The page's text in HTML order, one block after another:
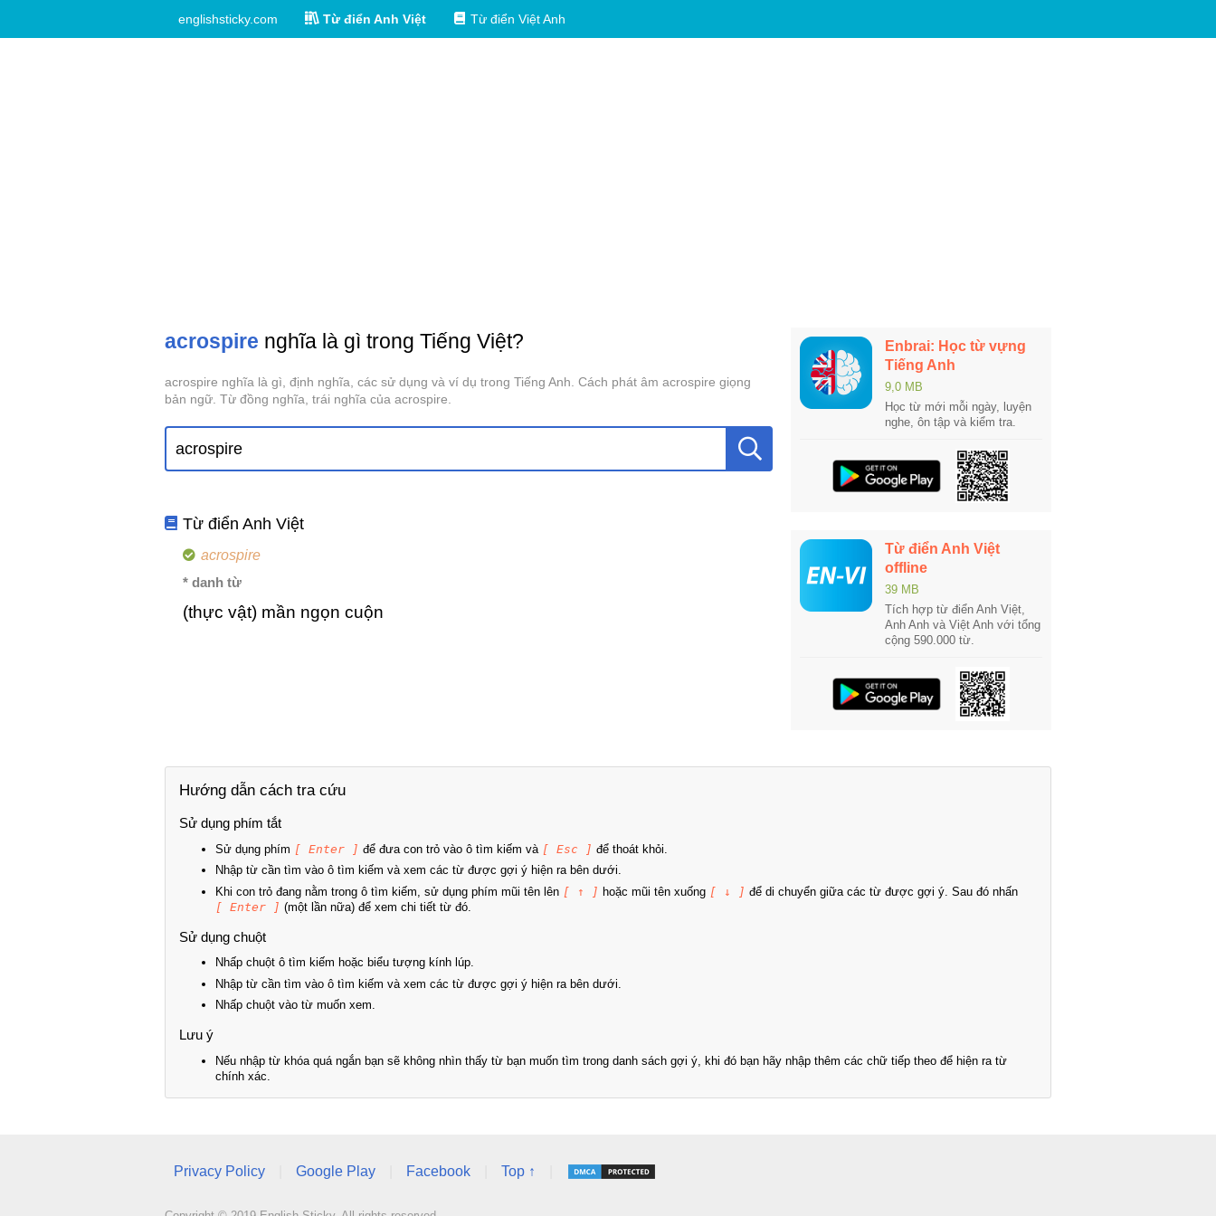
englishsticky.com Từ điển Anh Việt Từ điển Việt Anh
acrospire nghĩa là gì trong Tiếng Việt?
acrospire nghĩa là gì, định nghĩa, các sử dụng và ví dụ trong Tiếng Anh. Cách phát âm acrospire giọng
bản ngữ. Từ đồng nghĩa, trái nghĩa của acrospire.
Từ điển Anh Việt
acrospire
* danh từ
(thực vật) mần ngọn cuộn
Enbrai: Học từ vựng
Tiếng Anh
9,0 MB
Học từ mới mỗi ngày, luyện
nghe, ôn tập và kiểm tra.
Từ điển Anh Việt
offline
39 MB
Tích hợp từ điển Anh Việt,
Anh Anh và Việt Anh với tổng
cộng 590.000 từ.
Hướng dẫn cách tra cứu
Sử dụng phím tắt
Sử dụng phím [ Enter ] để đưa con trỏ vào ô tìm kiếm và [ Esc ] để thoát khỏi.
Nhập từ cần tìm vào ô tìm kiếm và xem các từ được gợi ý hiện ra bên dưới.
Khi con trỏ đang nằm trong ô tìm kiếm, sử dụng phím mũi tên lên [ ↑ ] hoặc mũi tên xuống [ ↓ ] để di chuyển giữa các từ được gợi ý. Sau đó nhấn
[ Enter ] (một lần nữa) để xem chi tiết từ đó.
Sử dụng chuột
Nhấp chuột ô tìm kiếm hoặc biểu tượng kính lúp.
Nhập từ cần tìm vào ô tìm kiếm và xem các từ được gợi ý hiện ra bên dưới.
Nhấp chuột vào từ muốn xem.
Lưu ý
Nếu nhập từ khóa quá ngắn bạn sẽ không nhìn thấy từ bạn muốn tìm trong danh sách gợi ý, khi đó bạn hãy nhập thêm các chữ tiếp theo để hiện ra từ
chính xác.
Privacy Policy Google Play Facebook Top ↑